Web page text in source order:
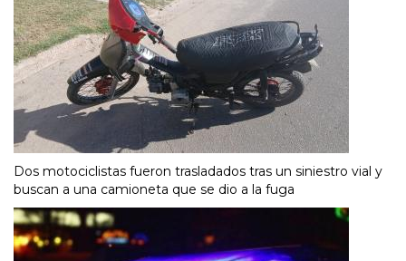
Dos motociclistas fueron trasladados tras un siniestro vial y
buscan a una camioneta que se dio a la fuga